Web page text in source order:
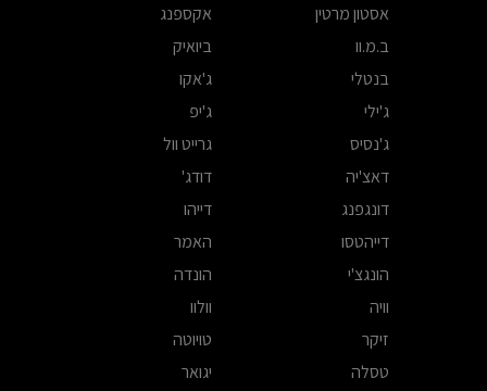
אסטון מרטין
אקספנג
ב.מ.וו
ביואיק
בנטלי
ג'אקו
ג'ילי
ג'יפ
ג'נסיס
גרייט וול
דאצ'יה
דודג'
דונגפנג
דייהו
דייהטסו
האמר
הונגצ'י
הונדה
וויה
וולוו
זיקר
טויוטה
טסלה
יגואר